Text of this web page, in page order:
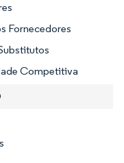
Fornecedores
Competitiva